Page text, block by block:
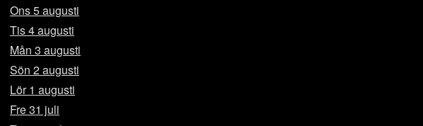
Ons 5 augusti
Tis 4 augusti
Mån 3 augusti
Sön 2 augusti
Lör 1 augusti
Fre 31 juli